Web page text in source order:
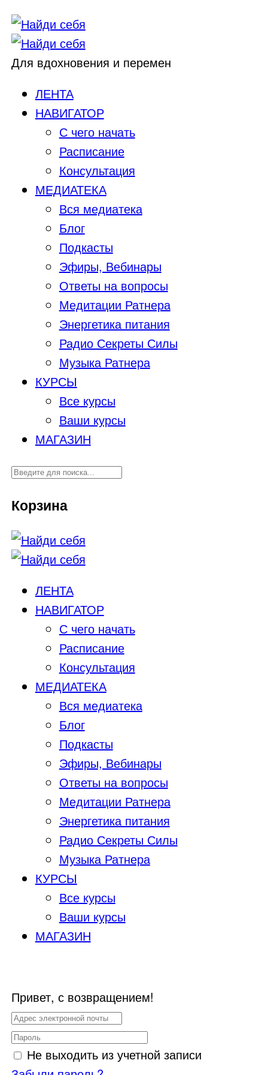
Для вдохновения и перемен
ЛЕНТА
НАВИГАТОР
С чего начать
Расписание
Консультация
МЕДИАТЕКА
Вся медиатека
Блог
Подкасты
Эфиры, Вебинары
Ответы на вопросы
Медитации Ратнера
Энергетика питания
Радио Секреты Силы
Музыка Ратнера
КУРСЫ
Все курсы
Ваши курсы
МАГАЗИН
Корзина
ЛЕНТА
НАВИГАТОР
С чего начать
Расписание
Консультация
МЕДИАТЕКА
Вся медиатека
Блог
Подкасты
Эфиры, Вебинары
Ответы на вопросы
Медитации Ратнера
Энергетика питания
Радио Секреты Силы
Музыка Ратнера
КУРСЫ
Все курсы
Ваши курсы
МАГАЗИН
Привет, с возвращением!
Не выходить из учетной записи